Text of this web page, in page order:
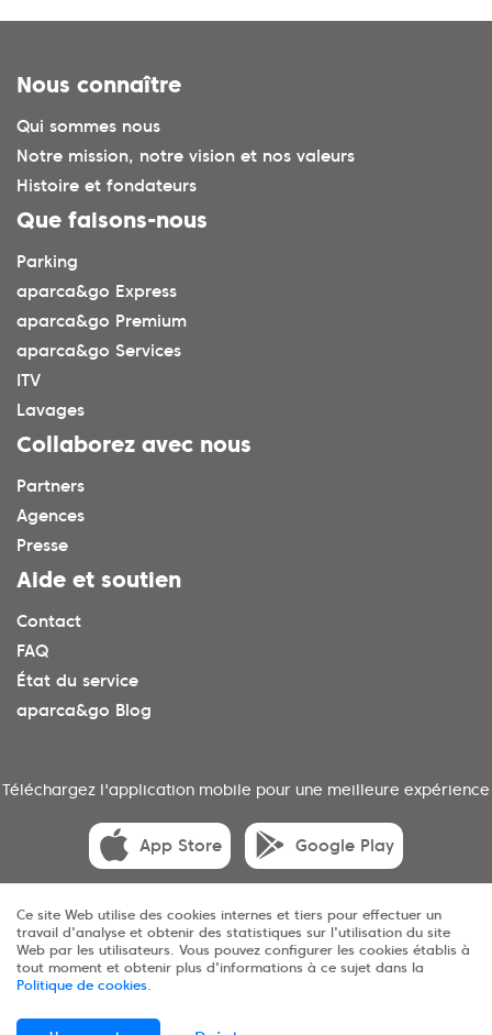
Nous connaître
Qui sommes nous
Notre mission, notre vision et nos valeurs
Histoire et fondateurs
Que faisons-nous
Parking
aparca&go Express
aparca&go Premium
aparca&go Services
ITV
Lavages
Collaborez avec nous
Partners
Agences
Presse
Aide et soutien
Contact
FAQ
État du service
aparca&go Blog
Téléchargez l'application mobile pour une meilleure expérience
App Store Google Play
© 2025 aparca&go Tous droits réservés
Confidentialité
Ce site Web utilise des cookies internes et tiers pour effectuer un
travail d'analyse et obtenir des statistiques sur l'utilisation du site
Web par les utilisateurs. Vous pouvez configurer les cookies établis à
tout moment et obtenir plus d'informations à ce sujet dans la
Politique de cookies.